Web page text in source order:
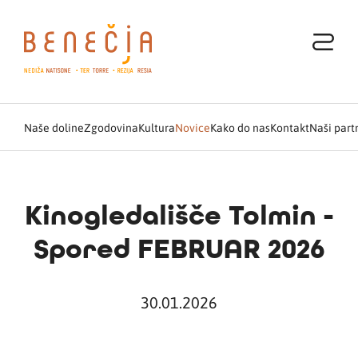
Naše dolineZgodovinaKulturaNoviceKako do nasKontaktNaši
Kinogledališče Tolmin -
Spored FEBRUAR 2026
30.01.2026